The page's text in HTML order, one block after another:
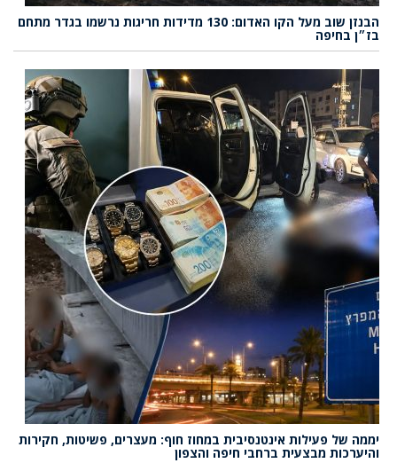
הבנזן שוב מעל הקו האדום: 130 מדידות חריגות נרשמו בגדר מתחם
בז״ן בחיפה
יממה של פעילות אינטנסיבית במחוז חוף: מעצרים, פשיטות, חקירות
והיערכות מבצעית ברחבי חיפה והצפון